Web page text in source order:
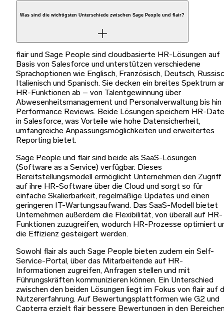
Was sind die wichtigsten Unterschiede zwischen Sage People und flair?
flair und Sage People sind cloudbasierte HR-Lösungen auf
Basis von Salesforce und unterstützen verschiedene
Sprachoptionen wie Englisch, Französisch, Deutsch,
Italienisch und Spanisch. Sie decken ein breites Spektrum
HR-Funktionen ab – von Talentgewinnung über
Abwesenheitsmanagement und Personalverwaltung bis hin
Performance Reviews. Beide Lösungen speichern HR-
in Salesforce, was Vorteile wie hohe Datensicherheit,
umfangreiche Anpassungsmöglichkeiten und erweitertes
Reporting bietet.
Sage People und flair sind beide als SaaS-Lösungen
(Software as a Service) verfügbar. Dieses
Bereitstellungsmodell ermöglicht Unternehmen den Zugriff
auf ihre HR-Software über die Cloud und sorgt so für
einfache Skalierbarkeit, regelmäßige Updates und einen
geringeren IT-Wartungsaufwand. Das SaaS-Modell bietet
Unternehmen außerdem die Flexibilität, von überall auf HR-
Funktionen zuzugreifen, wodurch HR-Prozesse optimiert
die Effizienz gesteigert werden.
Sowohl flair als auch Sage People bieten zudem ein Self-
Service-Portal, über das Mitarbeitende auf HR-
Informationen zugreifen, Anfragen stellen und mit
Führungskräften kommunizieren können. Ein Unterschied
zwischen den beiden Lösungen liegt im Fokus von flair auf
Nutzererfahrung. Auf Bewertungsplattformen wie G2 und
Capterra erzielt flair bessere Bewertungen in den